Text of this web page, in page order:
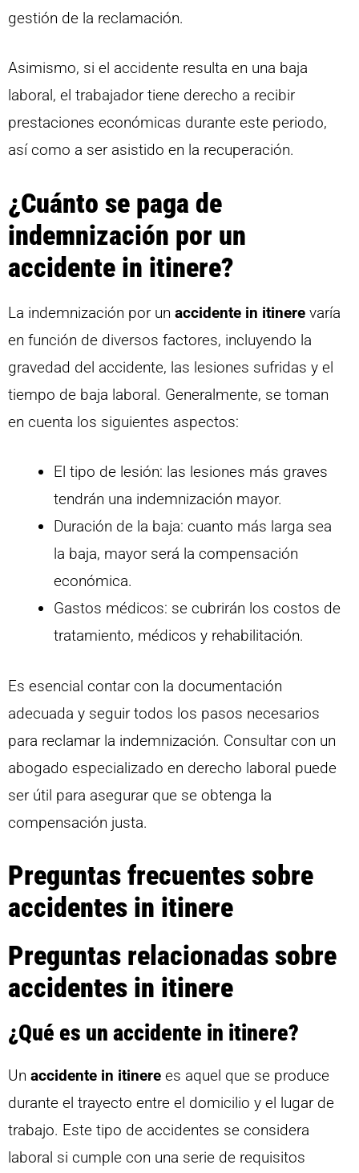
gestión de la reclamación.
Asimismo, si el accidente resulta en una baja
laboral, el trabajador tiene derecho a recibir
prestaciones económicas durante este periodo,
así como a ser asistido en la recuperación.
¿Cuánto se paga de
indemnización por un
accidente in itinere?
La indemnización por un accidente in itinere varía
en función de diversos factores, incluyendo la
gravedad del accidente, las lesiones sufridas y el
tiempo de baja laboral. Generalmente, se toman
en cuenta los siguientes aspectos:
El tipo de lesión: las lesiones más graves
tendrán una indemnización mayor.
Duración de la baja: cuanto más larga sea
la baja, mayor será la compensación
económica.
Gastos médicos: se cubrirán los costos de
tratamiento, médicos y rehabilitación.
Es esencial contar con la documentación
adecuada y seguir todos los pasos necesarios
para reclamar la indemnización. Consultar con un
abogado especializado en derecho laboral puede
ser útil para asegurar que se obtenga la
compensación justa.
Preguntas frecuentes sobre
accidentes in itinere
Preguntas relacionadas sobre
accidentes in itinere
¿Qué es un accidente in itinere?
Un accidente in itinere es aquel que se produce
durante el trayecto entre el domicilio y el lugar de
trabajo. Este tipo de accidentes se considera
laboral si cumple con una serie de requisitos